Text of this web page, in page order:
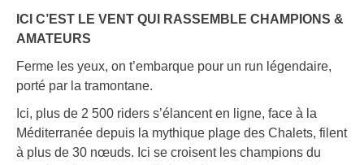
ICI C’EST LE VENT QUI RASSEMBLE CHAMPIONS &
AMATEURS
Ferme les yeux, on t’embarque pour un run légendaire,
porté par la tramontane.
Ici, plus de 2 500 riders s’élancent en ligne, face à la
Méditerranée depuis la mythique plage des Chalets, filent
à plus de 30 nœuds. Ici se croisent les champions du